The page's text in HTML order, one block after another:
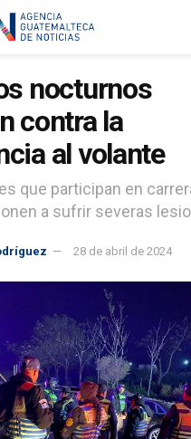
nocturnos
contra la
al volante
que participan en
a sufrir severas
28 de abril de 2024